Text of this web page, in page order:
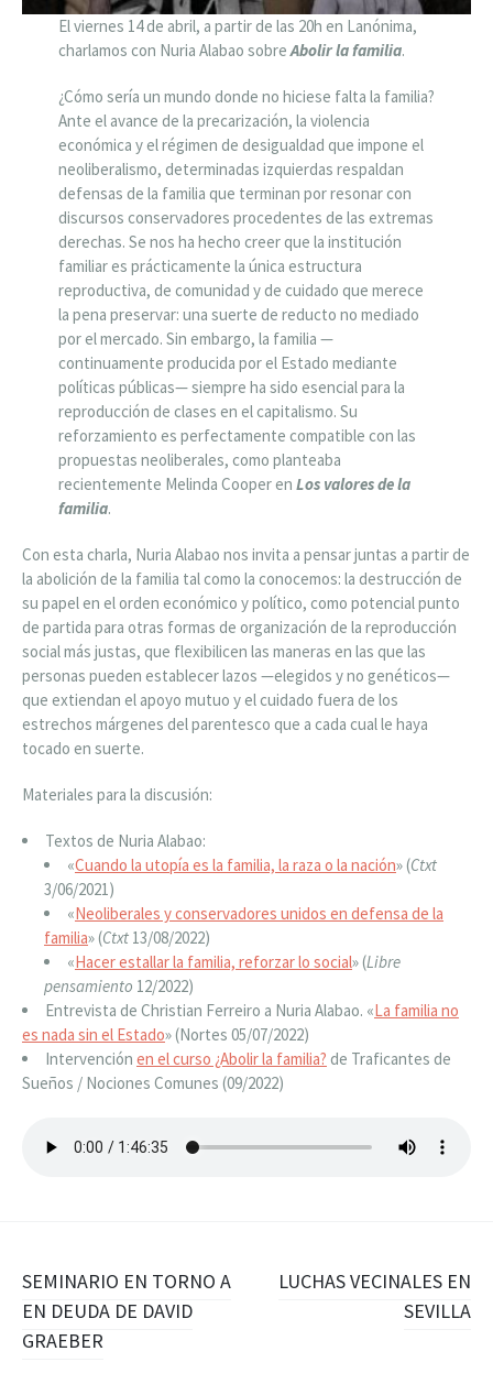
El viernes 14 de abril, a partir de las 20h en Lanónima,
charlamos con Nuria Alabao sobreAbolir la familia.
¿Cómo sería un mundo donde no hiciese falta la familia?
Ante el avance de la precarización, la violencia
económica y el régimen de desigualdad que impone el
neoliberalismo, determinadas izquierdas respaldan
defensas de la familia que terminan por resonar con
discursos conservadores procedentes de las extremas
derechas. Se nos ha hecho creer que la institución
familiar es prácticamente la única estructura
reproductiva, de comunidad y de cuidado que merece
la pena preservar: una suerte de reducto no mediado
por el mercado. Sin embargo, la familia —
continuamente producida por el Estado mediante
políticas públicas— siempre ha sido esencial para la
reproducción de clases en el capitalismo. Su
reforzamiento es perfectamente compatible con las
propuestas neoliberales, como planteaba
recientemente Melinda Cooper en Los valores de la
familia.
Con esta charla, Nuria Alabao nos invita a pensar juntas a partir de
la abolición de la familia tal como la conocemos: la destrucción de
su papel en el orden económico y político, como potencial punto
de partida para otras formas de organización de la reproducción
social más justas, que flexibilicen las maneras en las que las
personas pueden establecer lazos —elegidos y no genéticos—
que extiendan el apoyo mutuo y el cuidado fuera de los
estrechos márgenes del parentesco que a cada cual le haya
tocado en suerte.
Materiales para la discusión:
Textos de Nuria Alabao:
«Cuando la utopía es la familia, la raza o la nación» (Ctxt
3/06/2021)
«Neoliberales y conservadores unidos en defensa de la
familia» (Ctxt 13/08/2022)
«Hacer estallar la familia, reforzar lo social» (Libre
pensamiento 12/2022)
Entrevista de Christian Ferreiro a Nuria Alabao. «La familia no
es nada sin el Estado» (Nortes 05/07/2022)
Intervención en el curso ¿Abolir la familia? de Traficantes de
Sueños / Nociones Comunes (09/2022)
Navegación
de
SEMINARIO EN TORNO A
EN DEUDA DE DAVID
GRAEBER
LUCHAS VECINALES EN
SEVILLA